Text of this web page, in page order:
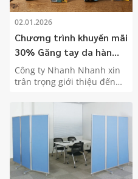
02.01.2026
Chương trình khuyến mãi
30% Găng tay da hàn
KAWATE (K-WORK –
Nhật Bản)
Công ty Nhanh Nhanh xin
trân trọng giới thiệu đến
tay da hàn KAWATE cùng
chương trình khuyến mãi
gian có hạn.